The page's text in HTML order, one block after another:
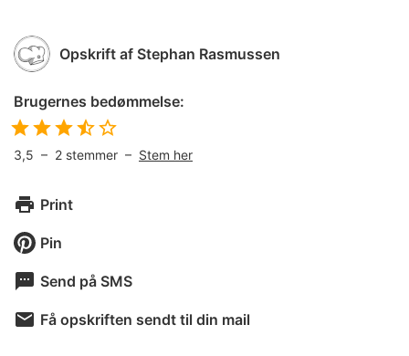
Opskrift af Stephan Rasmussen
Brugernes bedømmelse:
3,5 – 2 stemmer – Stem her
Print
Pin
Send på SMS
Få opskriften sendt til din mail